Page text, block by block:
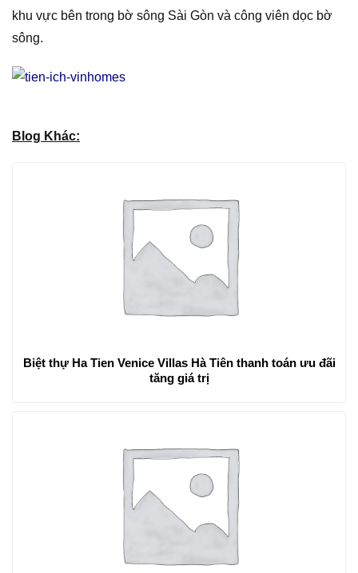
khu vực bên trong bờ sông Sài Gòn và công viên dọc bờ
sông.
Blog Khác:
Biệt thự Ha Tien Venice Villas Hà Tiên thanh toán ưu đãi
tăng giá trị